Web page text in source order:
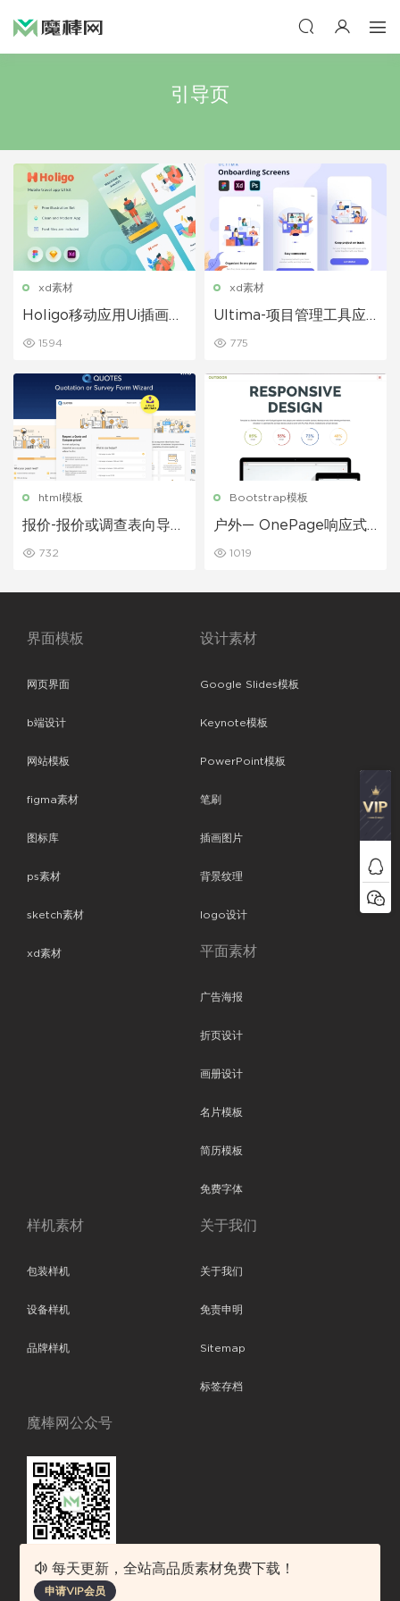
引导页
xd素材
Holigo移动应用Ui插画引
1594
xd素材
Ultima-项目管理工具应
775
html模板
报价-报价或调查表向导网
732
Bootstrap模板
户外— OnePage响应式
1019
界面模板
网页界面
b端设计
网站模板
figma素材
图标库
ps素材
sketch素材
xd素材
设计素材
Google Slides模板
Keynote模板
PowerPoint模板
笔刷
插画图片
背景纹理
logo设计
平面素材
广告海报
折页设计
画册设计
名片模板
简历模板
免费字体
样机素材
包装样机
设备样机
品牌样机
关于我们
关于我们
免责申明
Sitemap
标签存档
魔棒网公众号
魔棒网提供优质设计模板下载，分享优秀的设计。素材包含了APP设计、
每天更新，全站高品质素材免费下载！
申请VIP会员